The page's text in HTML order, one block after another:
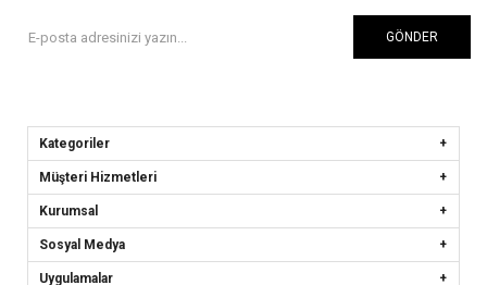
GÖNDER
Kategoriler
Müşteri Hizmetleri
Kurumsal
Sosyal Medya
Uygulamalar